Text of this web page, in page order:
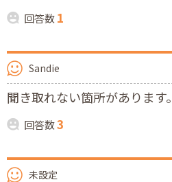
回答数1
Sandie
聞き取れない箇所があります。
回答数3
未設定